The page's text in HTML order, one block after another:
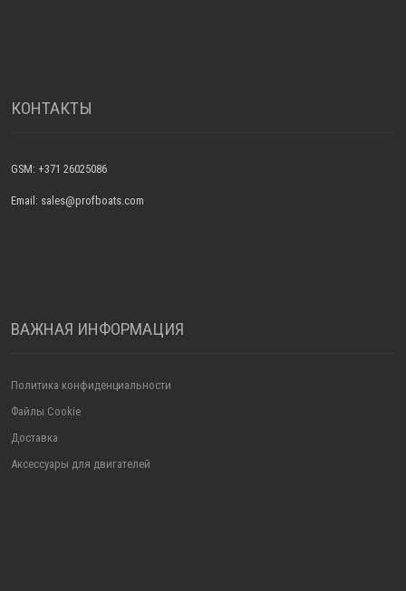
КОНТАКТЫ
GSM: +371 26025086
Email: sales@profboats.com
ВАЖНАЯ ИНФОРМАЦИЯ
Политика конфиденциальности
Файлы Cookie
Доставка
Аксессуары для двигателей